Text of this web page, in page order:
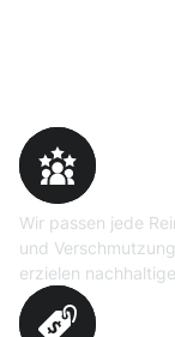
Wir passen jede
und
erzielen